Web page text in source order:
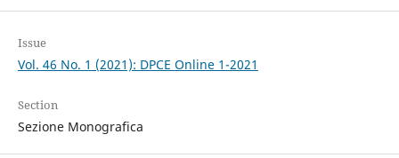
Issue
Vol. 46 No. 1 (2021): DPCE Online 1-2021
Section
Sezione Monografica